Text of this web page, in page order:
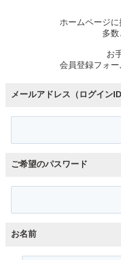
ホームページ
多数
お
会員登録フォー
メールアドレス（ログインID
ご希望のパスワード
お名前